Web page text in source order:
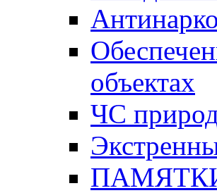
объектах
ЧС